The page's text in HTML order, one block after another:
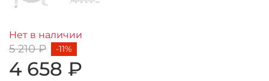
Нет в наличии
5 210 ₽
4 658 ₽
-11%